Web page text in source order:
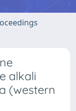
alkali
(western